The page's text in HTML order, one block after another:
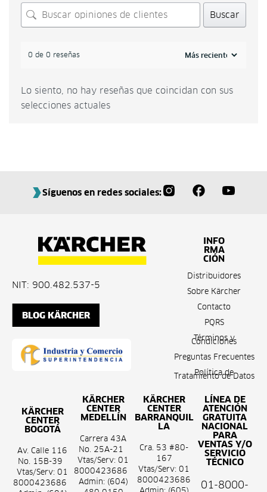
Buscar
0 de 0 reseñas
Lo siento, no hay reseñas que coincidan con sus
selecciones actuales
Síguenos en redes sociales:
NIT: 900.482.537-5
BLOG KÄRCHER
INFO
RMA
CIÓN
Distribuidores
Sobre Kärcher
Contacto
PQRS
Términos y
Condiciones
Preguntas Frecuentes
Política de
Tratamiento de Datos
KÄRCHER
CENTER
BOGOTÁ
Av. Calle 116
No. 15B-39
Vtas/Serv: 01
8000423686
KÄRCHER
CENTER
MEDELLÍN
Carrera 43A
No. 25A-21
Vtas/Serv: 01
8000423686
Admin: (604)
KÄRCHER
CENTER
BARRANQUIL
LA
Cra. 53 #80-
167
Vtas/Serv: 01
8000423686
LÍNEA DE
ATENCIÓN
GRATUITA
NACIONAL
PARA
VENTAS Y/O
SERVICIO
TÉCNICO
01-8000-